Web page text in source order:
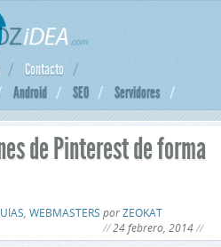
Contacto
Android SEO Servidores
de Pinterest de forma
, WEBMASTERS porZEOKAT
24 febrero, 2014